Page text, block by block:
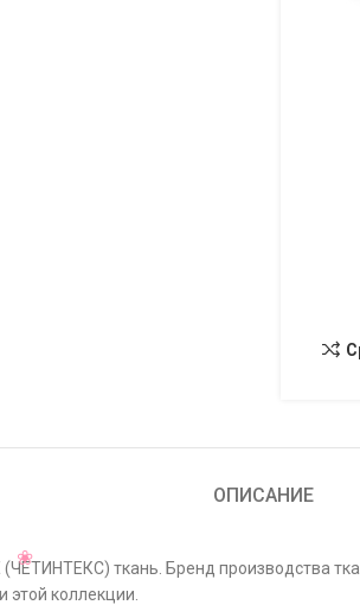
ОПИСАНИЕ
ткань. Бренд производства
этой коллекции.